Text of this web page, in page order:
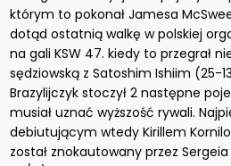
którym to pokonał Jamesa
dotąd ostatnią walkę w polskiej
na gali KSW 47. kiedy to przegrał
sędziowską z Satoshim Ishiim (25-
Brazylijczyk stoczył 2 następne
musiał uznać wyższość rywali.
debiutującym wtedy Kirillem
został znokautowany przez